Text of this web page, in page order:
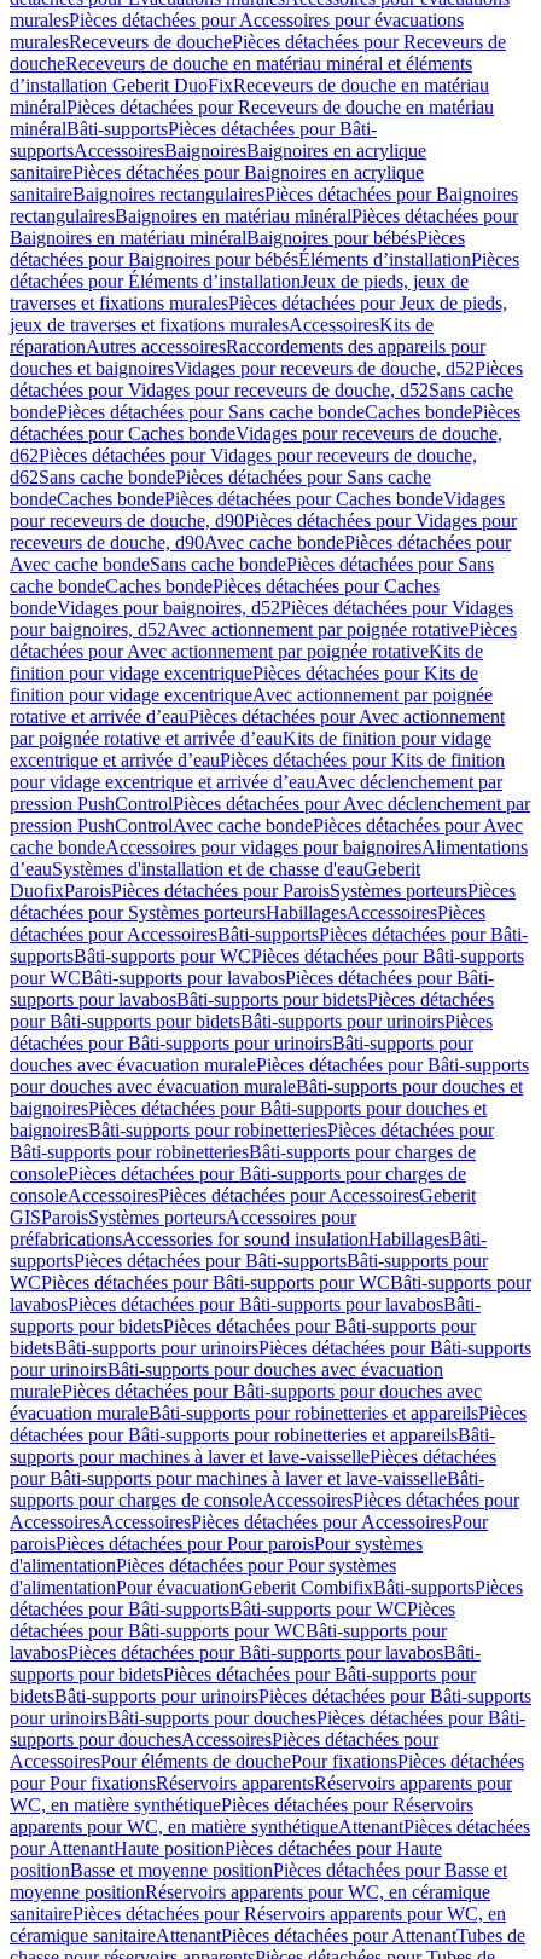
muralesPièces détachées pour Accessoires pour évacuations
muralesReceveurs de douchePièces détachées pour Receveurs de
doucheReceveurs de douche en matériau minéral et éléments
d’installation Geberit DuoFixReceveurs de douche en matériau
minéralPièces détachées pour Receveurs de douche en matériau
minéralBâti-supportsPièces détachées pour Bâti-
supportsAccessoiresBaignoiresBaignoires en acrylique
sanitairePièces détachées pour Baignoires en acrylique
sanitaireBaignoires rectangulairesPièces détachées pour Baignoires
rectangulairesBaignoires en matériau minéralPièces détachées pour
Baignoires en matériau minéralBaignoires pour bébésPièces
détachées pour Baignoires pour bébésÉléments d’installationPièces
détachées pour Éléments d’installationJeux de pieds, jeux de
traverses et fixations muralesPièces détachées pour Jeux de pieds,
jeux de traverses et fixations muralesAccessoiresKits de
réparationAutres accessoiresRaccordements des appareils pour
douches et baignoiresVidages pour receveurs de douche, d52Pièces
détachées pour Vidages pour receveurs de douche, d52Sans cache
bondePièces détachées pour Sans cache bondeCaches bondePièces
détachées pour Caches bondeVidages pour receveurs de douche,
d62Pièces détachées pour Vidages pour receveurs de douche,
d62Sans cache bondePièces détachées pour Sans cache
bondeCaches bondePièces détachées pour Caches bondeVidages
pour receveurs de douche, d90Pièces détachées pour Vidages pour
receveurs de douche, d90Avec cache bondePièces détachées pour
Avec cache bondeSans cache bondePièces détachées pour Sans
cache bondeCaches bondePièces détachées pour Caches
bondeVidages pour baignoires, d52Pièces détachées pour Vidages
pour baignoires, d52Avec actionnement par poignée rotativePièces
détachées pour Avec actionnement par poignée rotativeKits de
finition pour vidage excentriquePièces détachées pour Kits de
finition pour vidage excentriqueAvec actionnement par poignée
rotative et arrivée d’eauPièces détachées pour Avec actionnement
par poignée rotative et arrivée d’eauKits de finition pour vidage
excentrique et arrivée d’eauPièces détachées pour Kits de finition
pour vidage excentrique et arrivée d’eauAvec déclenchement par
pression PushControlPièces détachées pour Avec déclenchement par
pression PushControlAvec cache bondePièces détachées pour Avec
cache bondeAccessoires pour vidages pour baignoiresAlimentations
d’eauSystèmes d'installation et de chasse d'eauGeberit
DuofixParoisPièces détachées pour ParoisSystèmes porteursPièces
détachées pour Systèmes porteursHabillagesAccessoiresPièces
détachées pour AccessoiresBâti-supportsPièces détachées pour Bâti-
supportsBâti-supports pour WCPièces détachées pour Bâti-supports
pour WCBâti-supports pour lavabosPièces détachées pour Bâti-
supports pour lavabosBâti-supports pour bidetsPièces détachées
pour Bâti-supports pour bidetsBâti-supports pour urinoirsPièces
détachées pour Bâti-supports pour urinoirsBâti-supports pour
douches avec évacuation muralePièces détachées pour Bâti-supports
pour douches avec évacuation muraleBâti-supports pour douches et
baignoiresPièces détachées pour Bâti-supports pour douches et
baignoiresBâti-supports pour robinetteriesPièces détachées pour
Bâti-supports pour robinetteriesBâti-supports pour charges de
consolePièces détachées pour Bâti-supports pour charges de
consoleAccessoiresPièces détachées pour AccessoiresGeberit
GISParoisSystèmes porteursAccessoires pour
préfabricationsAccessories for sound insulationHabillagesBâti-
supportsPièces détachées pour Bâti-supportsBâti-supports pour
WCPièces détachées pour Bâti-supports pour WCBâti-supports pour
lavabosPièces détachées pour Bâti-supports pour lavabosBâti-
supports pour bidetsPièces détachées pour Bâti-supports pour
bidetsBâti-supports pour urinoirsPièces détachées pour Bâti-supports
pour urinoirsBâti-supports pour douches avec évacuation
muralePièces détachées pour Bâti-supports pour douches avec
évacuation muraleBâti-supports pour robinetteries et appareilsPièces
détachées pour Bâti-supports pour robinetteries et appareilsBâti-
supports pour machines à laver et lave-vaissellePièces détachées
pour Bâti-supports pour machines à laver et lave-vaisselleBâti-
supports pour charges de consoleAccessoiresPièces détachées pour
AccessoiresAccessoiresPièces détachées pour AccessoiresPour
paroisPièces détachées pour Pour paroisPour systèmes
d'alimentationPièces détachées pour Pour systèmes
d'alimentationPour évacuationGeberit CombifixBâti-supportsPièces
détachées pour Bâti-supportsBâti-supports pour WCPièces
détachées pour Bâti-supports pour WCBâti-supports pour
lavabosPièces détachées pour Bâti-supports pour lavabosBâti-
supports pour bidetsPièces détachées pour Bâti-supports pour
bidetsBâti-supports pour urinoirsPièces détachées pour Bâti-supports
pour urinoirsBâti-supports pour douchesPièces détachées pour Bâti-
supports pour douchesAccessoiresPièces détachées pour
AccessoiresPour éléments de douchePour fixationsPièces détachées
pour Pour fixationsRéservoirs apparentsRéservoirs apparents pour
WC, en matière synthétiquePièces détachées pour Réservoirs
apparents pour WC, en matière synthétiqueAttenantPièces détachées
pour AttenantHaute positionPièces détachées pour Haute
positionBasse et moyenne positionPièces détachées pour Basse et
moyenne positionRéservoirs apparents pour WC, en céramique
sanitairePièces détachées pour Réservoirs apparents pour WC, en
céramique sanitaireAttenantPièces détachées pour AttenantTubes de